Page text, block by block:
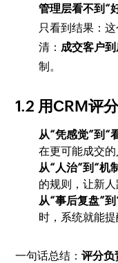
管理层看不到“
只看到结果：
清：成交客户
制。
1.2 用CRM评
从“凭感觉”到“
在更可能成交的
从“人治”到“机
的规则，让新人
从“事后复盘”
时，系统就能提
一句话总结：评分负